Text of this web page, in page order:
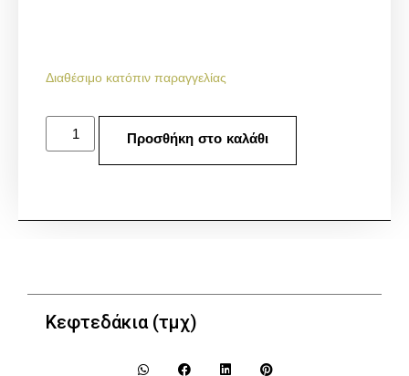
Διαθέσιμο κατόπιν παραγγελίας
Προσθήκη στο καλάθι
Κεφτεδάκια (τμχ)